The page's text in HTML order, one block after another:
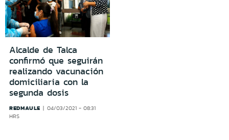
Alcalde de Talca
confirmó que seguirán
realizando vacunación
domiciliaria con la
segunda dosis
REDMAULE
04/03/2021 - 08:31
HRS